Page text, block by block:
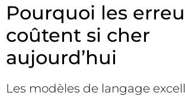
Pourquoi les
coûtent si cher
aujourd’hui
Les modèles de langage